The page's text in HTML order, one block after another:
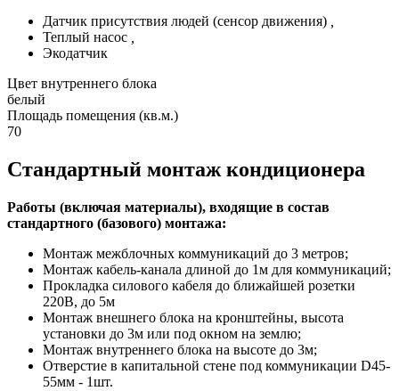
Датчик присутствия людей (сенсор движения)
Теплый насос
Экодатчик
Цвет внутреннего блока
белый
Площадь помещения (кв.м.)
70
Стандартный монтаж кондиционера
Работы (включая материалы), входящие в состав
стандартного (базового) монтажа:
Монтаж межблочных коммуникаций до 3 метров;
Монтаж кабель-канала длиной до 1м для коммуникаций;
Прокладка силового кабеля до ближайшей розетки
220В, до 5м
Монтаж внешнего блока на кронштейны, высота
установки до 3м или под окном на землю;
Монтаж внутреннего блока на высоте до 3м;
Отверстие в капитальной стене под коммуникации D45-
55мм - 1шт.